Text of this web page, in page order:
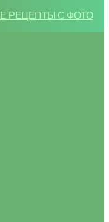
РЕЦЕПТЫ С ФОТО